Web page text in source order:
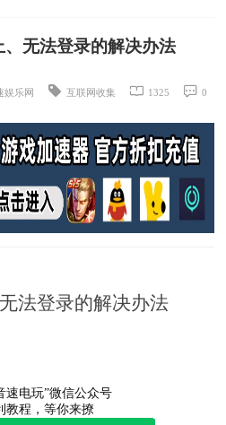
无法登录的解决办法
娱乐网 互联网收集 1325 0
法登录的解决办法
速电玩”微信公众号
教程，等你来撩